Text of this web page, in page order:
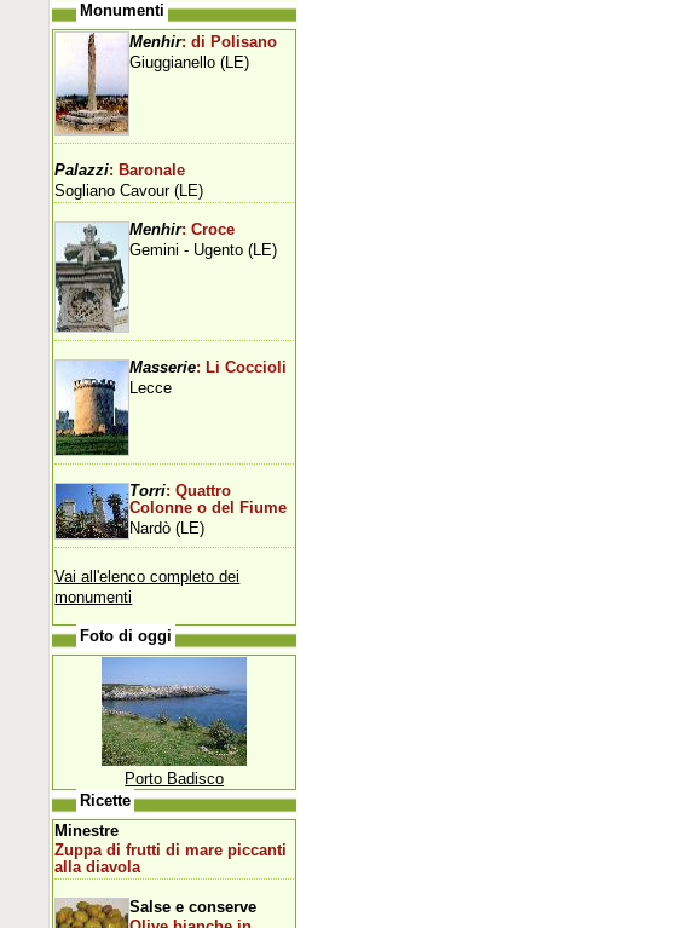
Monumenti
Menhir: di Polisano
Giuggianello (LE)
Palazzi: Baronale
Sogliano Cavour (LE)
Menhir: Croce
Gemini - Ugento (LE)
Masserie: Li Coccioli
Lecce
Torri: Quattro
Colonne o del Fiume
Nardò (LE)
Vai all'elenco completo dei
monumenti
Foto di oggi
Porto Badisco
Ricette
Minestre
Zuppa di frutti di mare piccanti
alla diavola
Salse e conserve